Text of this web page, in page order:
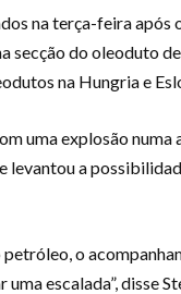
na terça-feira
secção do oleoduto
na Hungria e
uma explosão
levantou a
petróleo, o
escalada”, disse